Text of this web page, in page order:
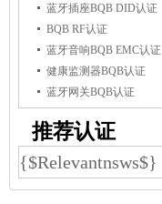
蓝牙插座BQB DID认证
BQB RF认证
蓝牙音响BQB EMC认证
健康监测器BQB认证
蓝牙网关BQB认证
推荐认证
{$Relevantnsws$}